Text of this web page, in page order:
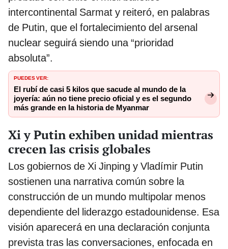
intercontinental Sarmat y reiteró, en palabras
de Putin, que el fortalecimiento del arsenal
nuclear seguirá siendo una “prioridad
absoluta”.
PUEDES VER:
El rubí de casi 5 kilos que sacude al mundo de la
joyería: aún no tiene precio oficial y es el segundo
más grande en la historia de Myanmar
Xi y Putin exhiben unidad mientras
crecen las crisis globales
Los gobiernos de Xi Jinping y Vladímir Putin
sostienen una narrativa común sobre la
construcción de un mundo multipolar menos
dependiente del liderazgo estadounidense. Esa
visión aparecerá en una declaración conjunta
prevista tras las conversaciones, enfocada en